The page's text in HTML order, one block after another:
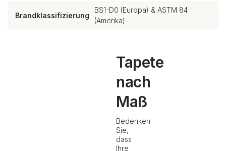
Brandklassifizierung
BS1-D0 (Europa) & ASTM 84
(Amerika)
Tapete
nach
Maß
Bedenken
Sie,
dass
Ihre